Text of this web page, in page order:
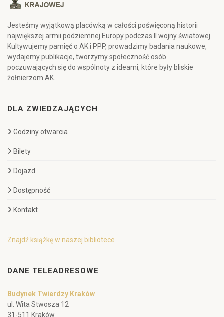
Jesteśmy wyjątkową placówką w całości poświęconą historii
największej armii podziemnej Europy podczas II wojny światowej.
Kultywujemy pamięć o AK i PPP, prowadzimy badania naukowe,
wydajemy publikacje, tworzymy społeczność osób
poczuwających się do wspólnoty z ideami, które były bliskie
żołnierzom AK.
DLA ZWIEDZAJĄCYCH
Godziny otwarcia
Bilety
Dojazd
Dostępność
Kontakt
Znajdź książkę w naszej bibliotece
DANE TELEADRESOWE
Budynek Twierdzy Kraków
ul. Wita Stwosza 12
31-511 Kraków